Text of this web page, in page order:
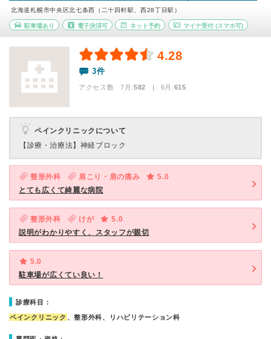
北海道札幌市中央区北七条西（二十四軒駅、西28丁目駅）
駐車場あり 電子決済可 ネット予約 マイナ受付 (スマホ可)
4.28
3件
アクセス数 7月:582 | 6月:615
ペインクリニックについて
【診療・治療法】 神経ブロック
整形外科 肩こり・肩の痛み
5.0
とても広くて綺麗な病院
整形外科 けが
5.0
説明がわかりやすく、スタッフが親切
5.0
駐車場が広くてい良い！
診療科目：
ペインクリニック 、整形外科、リハビリテーション科